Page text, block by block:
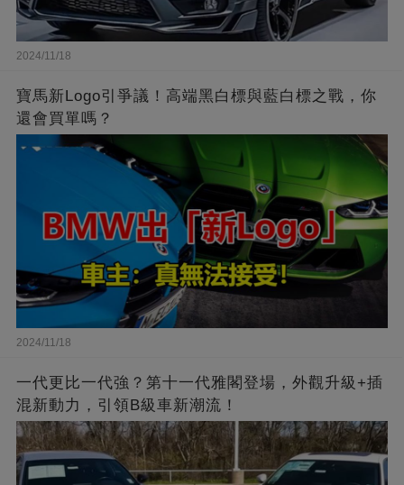
2024/11/18
寶馬新Logo引爭議！高端黑白標與藍白標之戰，你
還會買單嗎？
2024/11/18
一代更比一代強？第十一代雅閣登場，外觀升級+插
混新動力，引領B級車新潮流！